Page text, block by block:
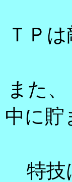
ＴＰ
また
中に貯
特技